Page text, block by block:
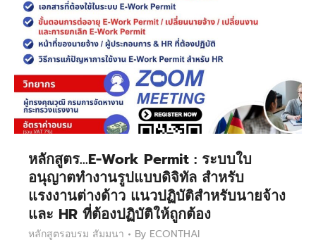
หลักสูตร…E-Work Permit : ระบบใบ
อนุญาตทำงานรูปแบบดิจิทัล สำหรับ
แรงงานต่างด้าว แนวปฏิบัติสำหรับนายจ้าง
และ HR ที่ต้องปฏิบัติให้ถูกต้อง
หลักสูตรอบรม สัมมนา By ECONTHAI